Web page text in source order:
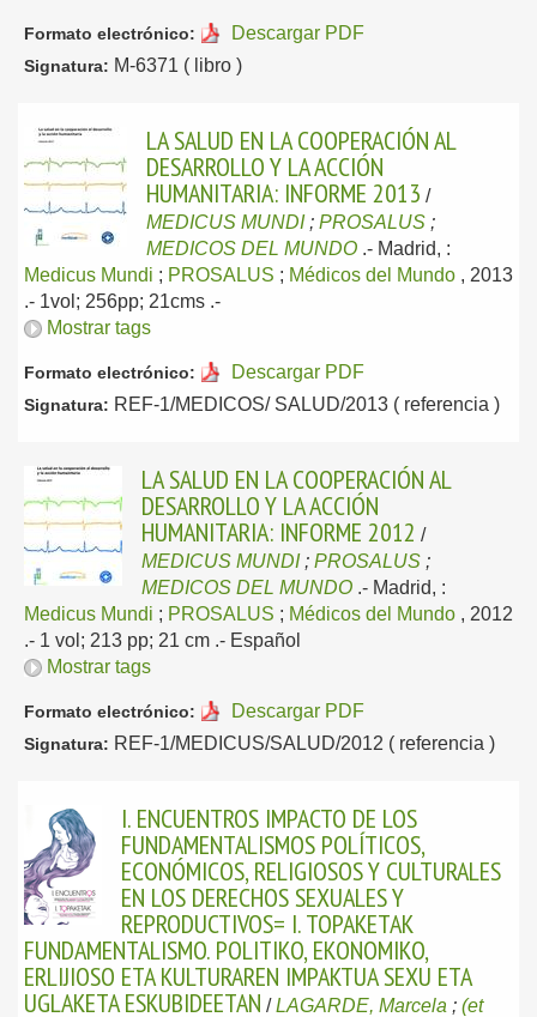
Formato electrónico: Descargar PDF
Signatura: M-6371 ( libro )
LA SALUD EN LA COOPERACIÓN AL
DESARROLLO Y LA ACCIÓN
HUMANITARIA: INFORME 2013 /
MEDICUS MUNDI; PROSALUS ;
MEDICOS DEL MUNDO .- Madrid, :
Medicus Mundi ; PROSALUS ; Médicos del Mundo , 2013
.- 1vol; 256pp; 21cms .-
Mostrar tags
Formato electrónico: Descargar PDF
Signatura: REF-1/MEDICOS/ SALUD/2013 ( referencia )
LA SALUD EN LA COOPERACIÓN AL
DESARROLLO Y LA ACCIÓN
HUMANITARIA: INFORME 2012 /
MEDICUS MUNDI; PROSALUS ;
MEDICOS DEL MUNDO .- Madrid, :
Medicus Mundi ; PROSALUS ; Médicos del Mundo , 2012
.- 1 vol; 213 pp; 21 cm .- Español
Mostrar tags
Formato electrónico: Descargar PDF
Signatura: REF-1/MEDICUS/SALUD/2012 ( referencia )
I. ENCUENTROS IMPACTO DE LOS
FUNDAMENTALISMOS POLÍTICOS,
ECONÓMICOS, RELIGIOSOS Y CULTURALES
EN LOS DERECHOS SEXUALES Y
REPRODUCTIVOS= I. TOPAKETAK
FUNDAMENTALISMO. POLITIKO, EKONOMIKO,
ERLIJIOSO ETA KULTURAREN IMPAKTUA SEXU ETA
UGLAKETA ESKUBIDEETAN /LAGARDE, Marcela ; (et